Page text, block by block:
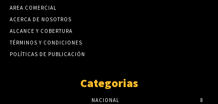
AREA COMERCIAL
ACERCA DE NOSOTROS
ALCANCE Y COBERTURA
TÉRMINOS Y CONDICIONES
POLÍTICAS DE PUBLICACIÓN
Categorias
NACIONAL
8